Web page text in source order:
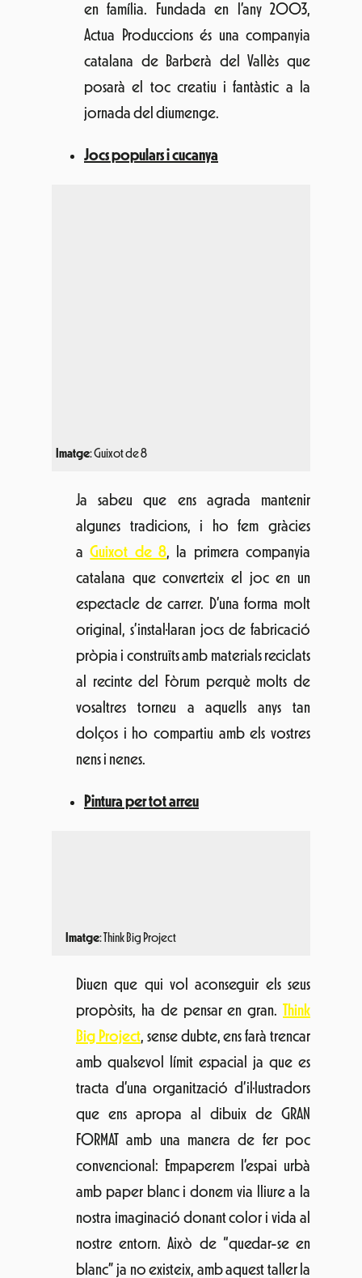
en família. Fundada en l’any 2003,
Actua Produccions és una companyia
catalana de Barberà del Vallès que
posarà el toc creatiu i fantàstic a la
jornada del diumenge.
Jocs populars i cucanya
pròpia i construïts amb materials reciclats
vosaltres torneu a aquells anys tan
dolços i ho compartiu amb els vostres
nens i nenes.
Pintura per tot arreu
Imatge : Think Big Project
amb qualsevol límit espacial ja que es
amb paper blanc i donem via lliure a la
nostre entorn. Això de “quedar-se en
blanc” ja no existeix, amb aquest taller la
diversió i la creativitat estan assegurades!
Circuits d’aventura per a totes les edats
Imatge:Bosc Urbà
Teniu ganes de passar-ho bé? Aquest any
podreu fer servir les instal·lacions
deBosc Urbài sentir-vos com a la jungla: